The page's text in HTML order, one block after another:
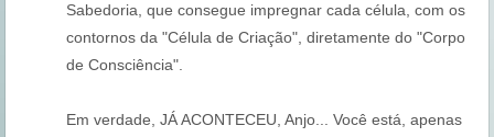
Sabedoria, que consegue impregnar cada célula, com os
contornos da "Célula de Criação", diretamente do "Corpo
de Consciência".
Em verdade, JÁ ACONTECEU, Anjo... Você está, apenas